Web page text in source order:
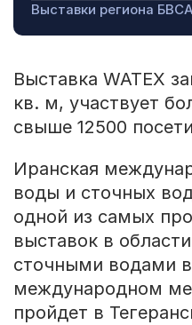
Выставки региона
Выставка WATEX
кв. м, участвует
свыше 12500
Иранская
воды и сточных
одной из самых
выставок в
сточными водами
международном
пройдет в